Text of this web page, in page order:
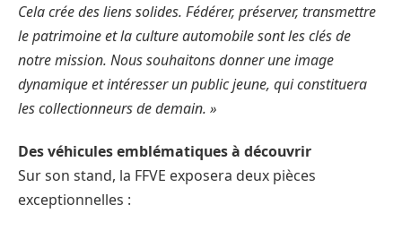
Cela crée des liens solides. Fédérer, préserver, transmettre
le patrimoine et la culture automobile sont les clés de
notre mission. Nous souhaitons donner une image
dynamique et intéresser un public jeune, qui constituera
les collectionneurs de demain. »
Des véhicules emblématiques à découvrir
Sur son stand, la FFVE exposera deux pièces
exceptionnelles :